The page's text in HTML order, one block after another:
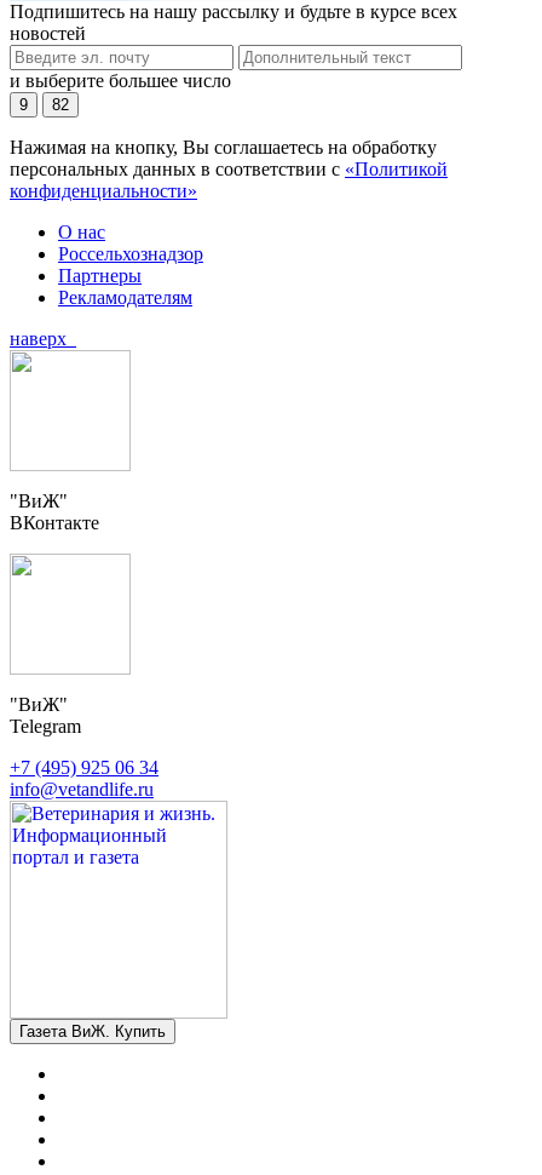
Подпишитесь на нашу рассылку и будьте в курсе всех
новостей
и выберите большее число
9 82
Нажимая на кнопку, Вы соглашаетесь на обработку
персональных данных в соответствии с «Политикой
конфиденциальности»
О нас
Россельхознадзор
Партнеры
Рекламодателям
наверх
"ВиЖ"
ВКонтакте
"ВиЖ"
Telegram
+7 (495) 925 06 34
info@vetandlife.ru
Газета ВиЖ. Купить